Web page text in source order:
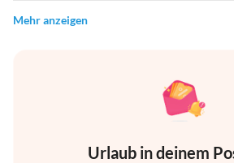
Mehr anzeigen
Urlaub in deinem